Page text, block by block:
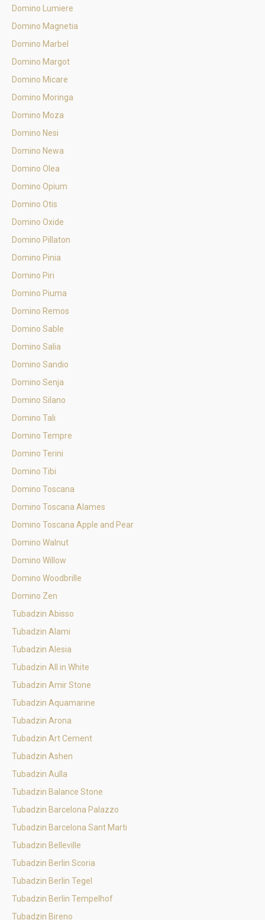
Domino Lumiere
Domino Magnetia
Domino Marbel
Domino Margot
Domino Micare
Domino Moringa
Domino Moza
Domino Nesi
Domino Newa
Domino Olea
Domino Opium
Domino Otis
Domino Oxide
Domino Pillaton
Domino Pinia
Domino Piri
Domino Piuma
Domino Remos
Domino Sable
Domino Salia
Domino Sandio
Domino Senja
Domino Silano
Domino Tali
Domino Tempre
Domino Terini
Domino Tibi
Domino Toscana
Domino Toscana Alames
Domino Toscana Apple and Pear
Domino Walnut
Domino Willow
Domino Woodbrille
Domino Zen
Tubadzin Abisso
Tubadzin Alami
Tubadzin Alesia
Tubadzin All in White
Tubadzin Amir Stone
Tubadzin Aquamarine
Tubadzin Arona
Tubadzin Art Cement
Tubadzin Ashen
Tubadzin Aulla
Tubadzin Balance Stone
Tubadzin Barcelona Palazzo
Tubadzin Barcelona Sant Marti
Tubadzin Belleville
Tubadzin Berlin Scoria
Tubadzin Berlin Tegel
Tubadzin Berlin Tempelhof
Tubadzin Bireno